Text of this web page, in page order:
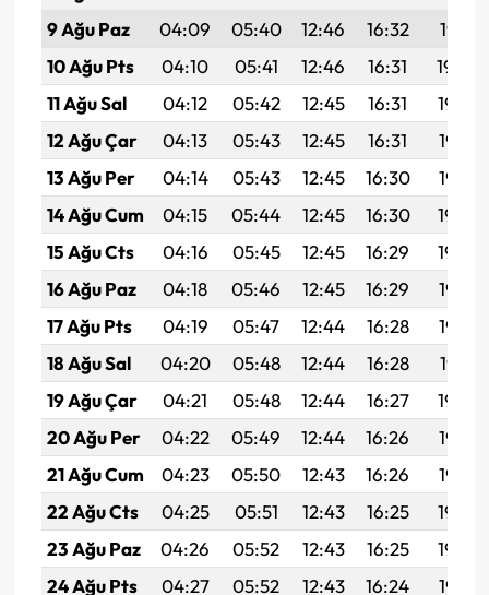
9 Ağu Paz
04:09 05:40 12:46 16:32
19:41
10 Ağu Pts
04:10 05:41 12:46 16:31
19:40
11 Ağu Sal
04:12 05:42 12:45 16:31
19:39
12 Ağu Çar
04:13 05:43 12:45 16:31
19:38
13 Ağu Per
04:14 05:43 12:45 16:30
19:37
14 Ağu Cum
04:15 05:44 12:45 16:30
19:36
15 Ağu Cts
04:16 05:45 12:45 16:29
19:34
16 Ağu Paz
04:18 05:46 12:45 16:29
19:33
17 Ağu Pts
04:19 05:47 12:44 16:28
19:32
18 Ağu Sal
04:20 05:48 12:44 16:28
19:31
19 Ağu Çar
04:21 05:48 12:44 16:27
19:29
20 Ağu Per
04:22 05:49 12:44 16:26
19:28
21 Ağu Cum
04:23 05:50 12:43 16:26
19:27
22 Ağu Cts
04:25 05:51 12:43 16:25
19:26
23 Ağu Paz
04:26 05:52 12:43 16:25
19:24
24 Ağu Pts
04:27 05:52 12:43 16:24
19:23